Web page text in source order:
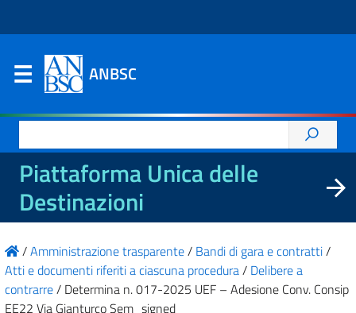
ANBSC
per:
Piattaforma Unica delle
Destinazioni
/Amministrazione trasparente/ Bandi di gara e contratti/
Atti e documenti riferiti a ciascuna procedura/ Delibere a
contrarre/ Determina n. 017-2025 UEF – Adesione Conv. Consip
EE22 Via Gianturco Sem_signed